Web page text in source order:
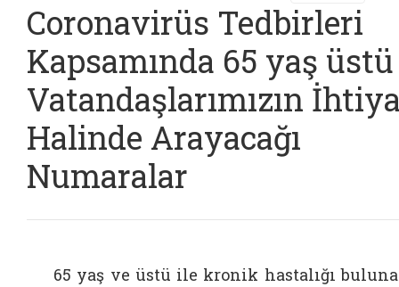
Coronavirüs Tedbirleri
Kapsamında 65 yaş üstü
Vatandaşlarımızın
Halinde Arayacağı
Numaralar
65 yaş ve üstü ile kronik hastalığı